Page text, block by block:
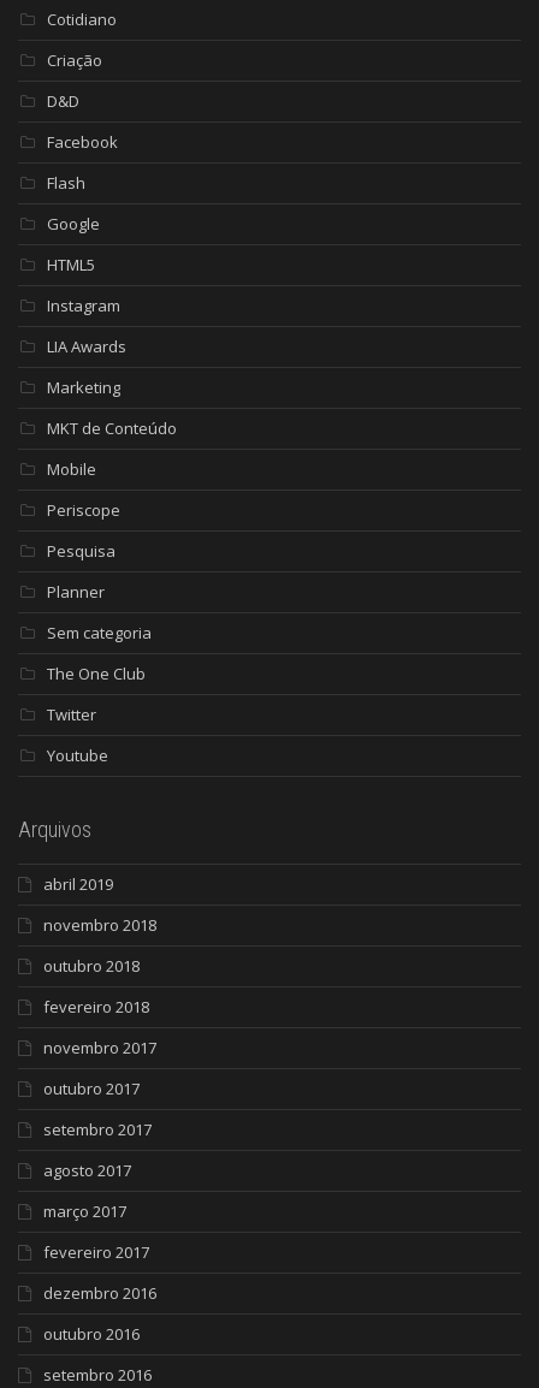
Cotidiano
Criação
D&D
Facebook
Flash
Google
HTML5
Instagram
LIA Awards
Marketing
MKT de Conteúdo
Mobile
Periscope
Pesquisa
Planner
Sem categoria
The One Club
Twitter
Youtube
Arquivos
abril 2019
novembro 2018
outubro 2018
fevereiro 2018
novembro 2017
outubro 2017
setembro 2017
agosto 2017
março 2017
fevereiro 2017
dezembro 2016
outubro 2016
setembro 2016